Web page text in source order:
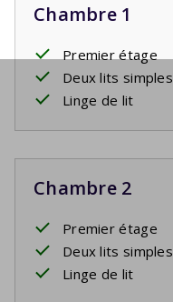
Chambre 1
Premier étage
Deux lits simples
Linge de lit
Chambre 2
Premier étage
Deux lits simples
Linge de lit